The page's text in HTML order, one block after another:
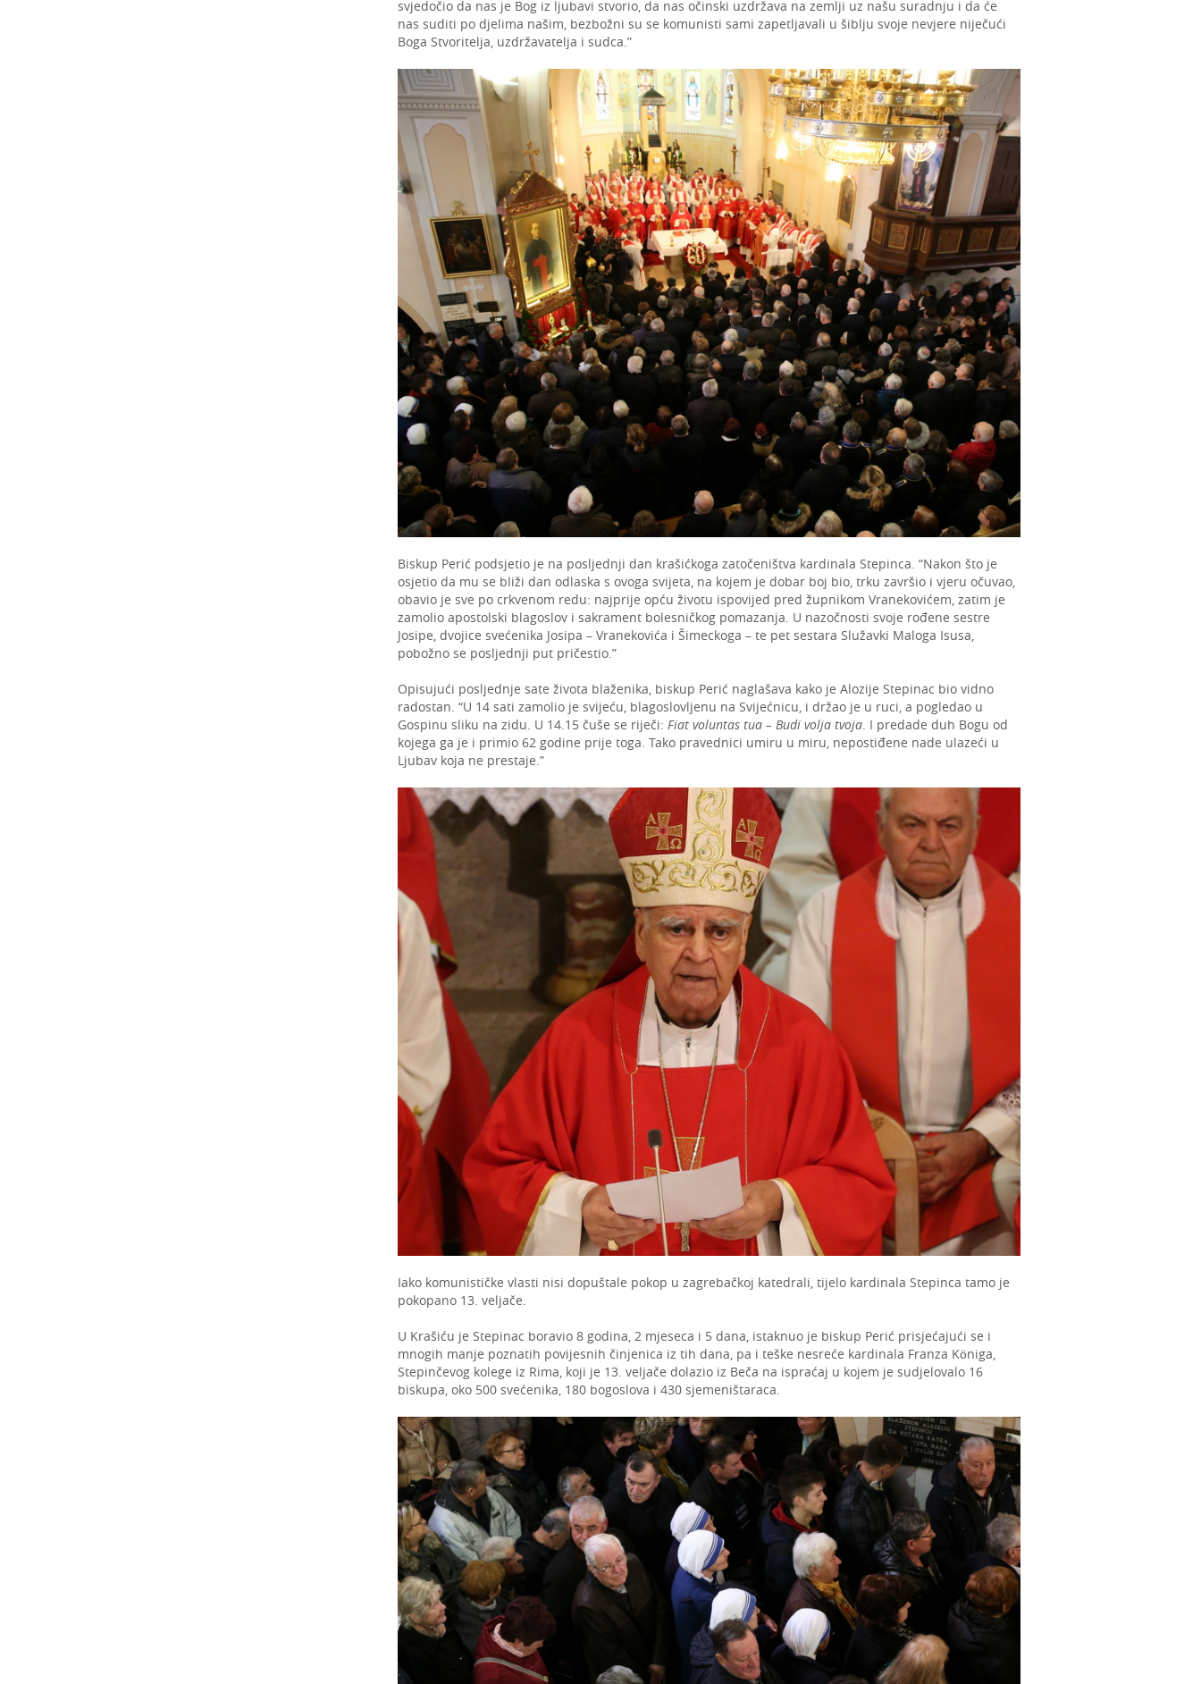
svjedočio da nas je Bog iz ljubavi stvorio, da nas očinski uzdržava na zemlji uz našu suradnju i da će
nas suditi po djelima našim, bezbožni su se komunisti sami zapetljavali u šiblju svoje nevjere niječući
Boga Stvoritelja, uzdržavatelja i sudca.”
Biskup Perić podsjetio je na posljednji dan krašićkoga zatočeništva kardinala Stepinca. “Nakon što je
osjetio da mu se bliži dan odlaska s ovoga svijeta, na kojem je dobar boj bio, trku završio i vjeru očuvao,
obavio je sve po crkvenom redu: najprije opću životu ispovijed pred župnikom Vranekovićem, zatim je
zamolio apostolski blagoslov i sakrament bolesničkog pomazanja. U nazočnosti svoje rođene sestre
Josipe, dvojice svećenika Josipa – Vranekovića i Šimeckoga – te pet sestara Služavki Maloga Isusa,
pobožno se posljednji put pričestio.”
Opisujući posljednje sate života blaženika, biskup Perić naglašava kako je Alozije Stepinac bio vidno
radostan. “U 14 sati zamolio je svijeću, blagoslovljenu na Svijećnicu, i držao je u ruci, a pogledao u
Gospinu sliku na zidu. U 14.15 čuše se riječi: Fiat voluntas tua – Budi volja tvoja. I predade duh Bogu od
kojega ga je i primio 62 godine prije toga. Tako pravednici umiru u miru, nepostiđene nade ulazeći u
Ljubav koja ne prestaje.”
Iako komunističke vlasti nisi dopuštale pokop u zagrebačkoj katedrali, tijelo kardinala Stepinca tamo je
pokopano 13. veljače.
U Krašiću je Stepinac boravio 8 godina, 2 mjeseca i 5 dana, istaknuo je biskup Perić prisjećajući se i
mnogih manje poznatih povijesnih činjenica iz tih dana, pa i teške nesreće kardinala Franza Königa,
Stepinčevog kolege iz Rima, koji je 13. veljače dolazio iz Beča na ispraćaj u kojem je sudjelovalo 16
biskupa, oko 500 svećenika, 180 bogoslova i 430 sjemeništaraca.